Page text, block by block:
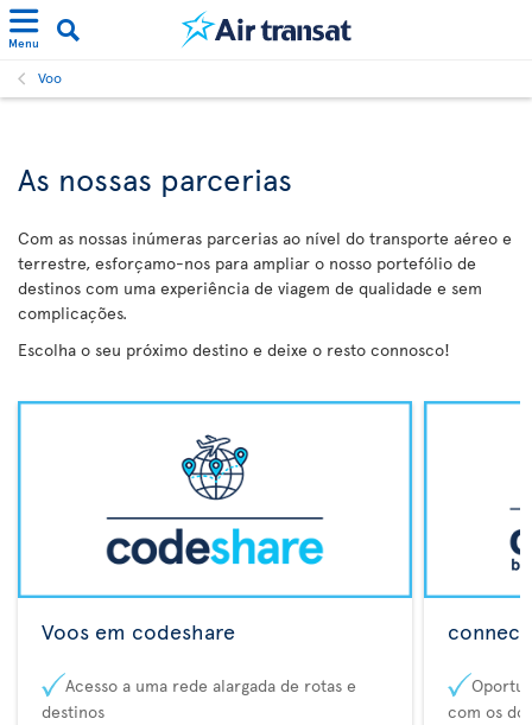
Menu
Voo
As nossas parcerias
Com as nossas inúmeras parcerias ao nível do transporte aéreo e
terrestre, esforçamo-nos para ampliar o nosso portefólio de
destinos com uma experiência de viagem de qualidade e sem
complicações.
Escolha o seu próximo destino e deixe o resto connosco!
Voos em codeshare
Acesso a uma rede alargada de rotas e
destinos
com os